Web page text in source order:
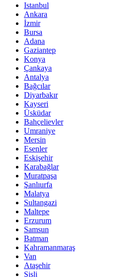
Istanbul
Ankara
İzmir
Bursa
Adana
Gaziantep
Konya
Çankaya
Antalya
Bağcılar
Diyarbakır
Kayseri
Üsküdar
Bahçelievler
Umraniye
Mersin
Esenler
Eskişehir
Karabağlar
Muratpaşa
Şanlıurfa
Malatya
Sultangazi
Maltepe
Erzurum
Samsun
Batman
Kahramanmaraş
Van
Ataşehir
Şişli